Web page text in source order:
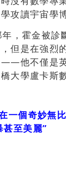
攻讀宇宙學
，霍金被診
但是在強烈
他不僅是
大學盧卡斯
一個奇妙無
甚至美麗”